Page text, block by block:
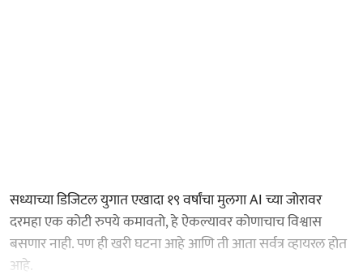
सध्याच्या डिजिटल युगात एखादा १९ वर्षांचा मुलगा AI च्या जोरावर
दरमहा एक कोटी रुपये कमावतो, हे ऐकल्यावर कोणाचाच विश्वास
बसणार नाही. पण ही खरी घटना आहे आणि ती आता सर्वत्र व्हायरल होत
आहे.